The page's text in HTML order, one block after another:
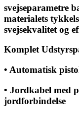
svejseparametre
materialets
svejsekvalitet og
Komplet
• Automatisk
• Jordkabel med
jordforbindelse